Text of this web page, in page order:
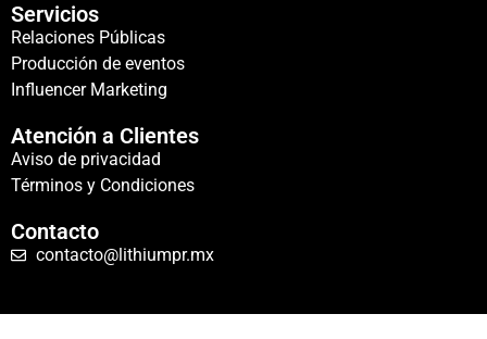
Servicios
Relaciones Públicas
Producción de eventos
Influencer Marketing
Atención a Clientes
Aviso de privacidad
Términos y Condiciones
Contacto
contacto@lithiumpr.mx